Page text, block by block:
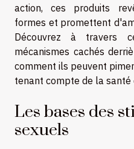
action, ces produits
formes et promettent
Découvrez à travers
mécanismes cachés
comment ils peuvent
tenant compte de la santé
Les bases des
sexuels